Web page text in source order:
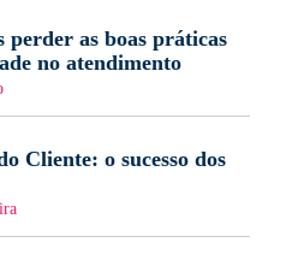
perder as boas práticas
no atendimento
Cliente: o sucesso dos